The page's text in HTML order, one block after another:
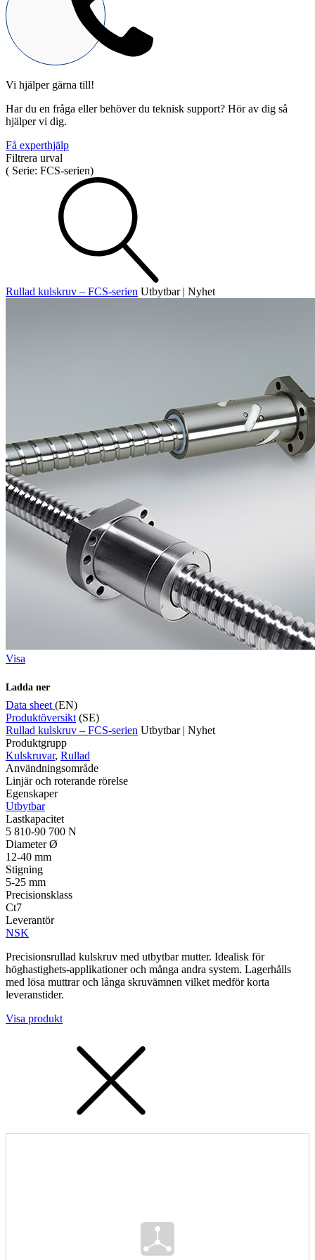
Positionsvisare / Mätklockor
Pulsgivare / Encoders
Servodrifter Roterande ställdon
Maskinsäkerhet
LjusridåerLjustorn
Varningsljud
Varningsljus
ESD / AntistatutrustningProfilsystem
Vi hjälper gärna till!
Har du en fråga eller behöver du teknisk support? Hör av dig så
hjälper vi dig.
Få experthjälp
Filtrera urval
( Serie: FCS-serien)
Rullad kulskruv – FCS-serien Utbytbar | Nyhet
Visa
Ladda ner
Data sheet (EN)
Produktöversikt (SE)
Rullad kulskruv – FCS-serien Utbytbar | Nyhet
Produktgrupp
Kulskruvar, Rullad
Användningsområde
Linjär och roterande rörelse
Egenskaper
Utbytbar
Lastkapacitet
5 810-90 700 N
Diameter Ø
12-40 mm
Stigning
5-25 mm
Precisionsklass
Ct7
Leverantör
NSK
Precisionsrullad kulskruv med utbytbar mutter. Idealisk för
höghastighets-applikationer och många andra system. Lagerhålls
med lösa muttrar och långa skruvämnen vilket medför korta
leveranstider.
Visa produkt